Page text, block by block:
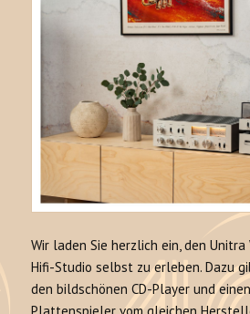
Wir laden Sie herzlich ein, den Unitra
Hifi-Studio selbst zu erleben. Dazu
den bildschönen CD-Player und